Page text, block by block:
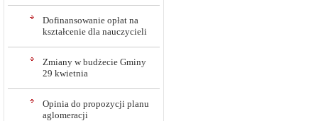
Dofinansowanie opłat na
kształcenie dla nauczycieli
Zmiany w budżecie Gminy
29 kwietnia
Opinia do propozycji planu
aglomeracji